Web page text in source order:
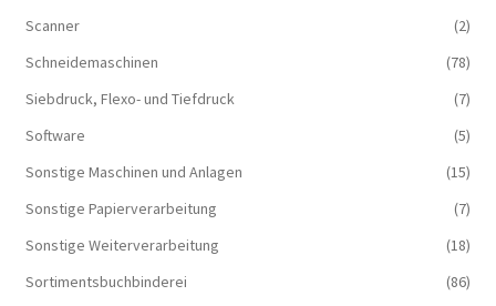
Scanner
(2)
Schneidemaschinen
(78)
Siebdruck, Flexo- und Tiefdruck
(7)
Software
(5)
Sonstige Maschinen und Anlagen
(15)
Sonstige Papierverarbeitung
(7)
Sonstige Weiterverarbeitung
(18)
Sortimentsbuchbinderei
(86)